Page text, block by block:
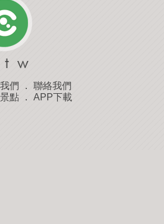
們 ． 聯絡我們
點． APP下載